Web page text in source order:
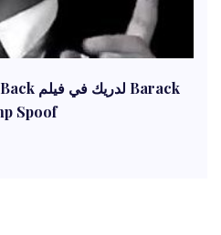
Spoof